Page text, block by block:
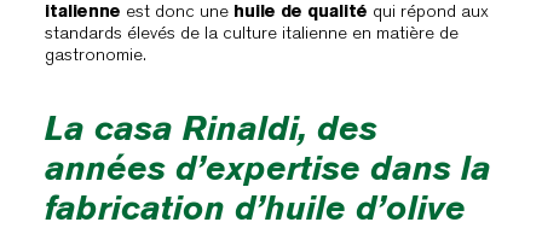
italienne est donc une huile de qualité qui répond aux
standards élevés de la culture italienne en matière de
gastronomie.
La casa Rinaldi, des
années d’expertise dans la
fabrication d’huile d’olive